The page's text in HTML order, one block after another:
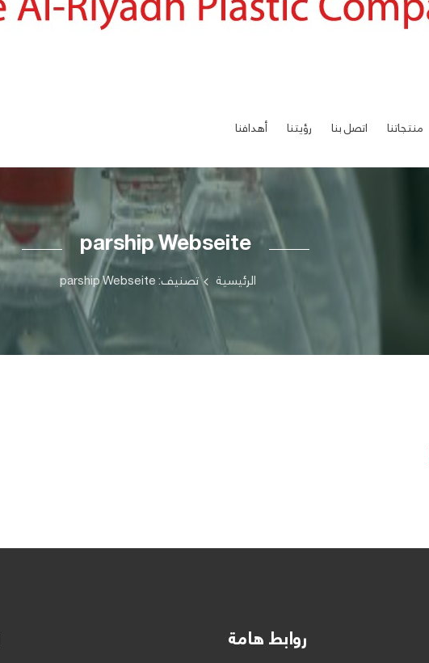
منتجاتنا اتصل بنا رؤيتنا أهدافنا
parship Webseite
الرئيسية تصنيف: parship Webseite
روابط هامة